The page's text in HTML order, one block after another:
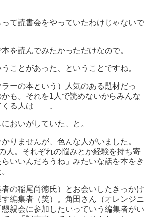
て読書会をやっていたわけじゃないで
を読んでみたかっただけなので。
ことがあった、ということですね。
ーの本という）人気のある題材だっ
も。それを1人で読めないからみんな
くる人は……。
おいがしていた、と。
りませんが、色んな人がいました。
人。それぞれの悩みとか経験を持ち寄
いいんだろうね」みたいな話を本をき
の稲尾尚徳氏）とお会いしたきっかけ
編集者（笑）。角田さん（オレンジニ
親会に参加したいっていう編集者がい